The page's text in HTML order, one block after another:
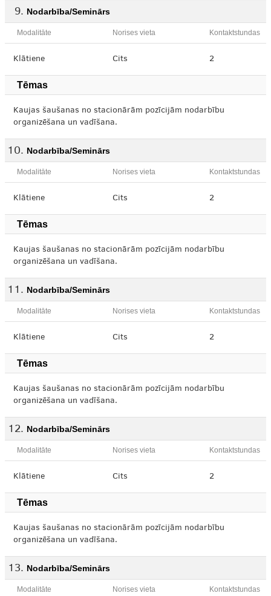
Nodarbība/Seminārs
Modalitāte Norises vieta Kontaktstundas
Klātiene Cits 2
Tēmas
Kaujas šaušanas no stacionārām pozīcijām nodarbību
organizēšana un vadīšana.
Nodarbība/Seminārs
Modalitāte Norises vieta Kontaktstundas
Klātiene Cits 2
Tēmas
Kaujas šaušanas no stacionārām pozīcijām nodarbību
organizēšana un vadīšana.
Nodarbība/Seminārs
Modalitāte Norises vieta Kontaktstundas
Klātiene Cits 2
Tēmas
Kaujas šaušanas no stacionārām pozīcijām nodarbību
organizēšana un vadīšana.
Nodarbība/Seminārs
Modalitāte Norises vieta Kontaktstundas
Klātiene Cits 2
Tēmas
Kaujas šaušanas no stacionārām pozīcijām nodarbību
organizēšana un vadīšana.
Nodarbība/Seminārs
Modalitāte Norises vieta Kontaktstundas